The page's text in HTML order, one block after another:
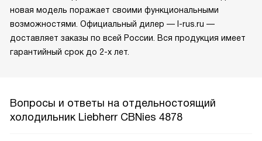
новая модель поражает своими функциональными
возможностями. Официальный дилер — l-rus.ru —
доставляет заказы по всей России. Вся продукция имеет
гарантийный срок до 2-х лет.
Вопросы и ответы на отдельностоящий
холодильник Liebherr CBNies 4878